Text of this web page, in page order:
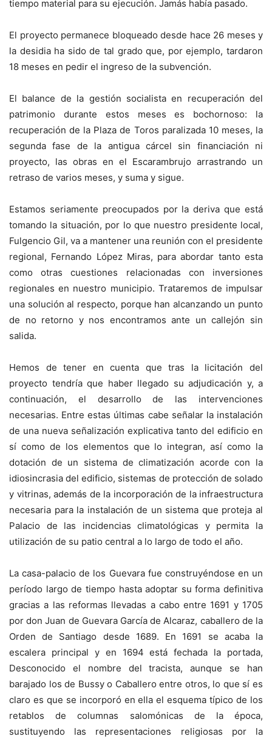
tiempo material para su ejecución. Jamás había pasado.
El proyecto permanece bloqueado desde hace 26 meses y
la desidia ha sido de tal grado que, por ejemplo, tardaron
18 meses en pedir el ingreso de la subvención.
El balance de la gestión socialista en recuperación del
patrimonio durante estos meses es bochornoso: la
recuperación de la Plaza de Toros paralizada 10 meses, la
segunda fase de la antigua cárcel sin financiación ni
proyecto, las obras en el Escarambrujo arrastrando un
retraso de varios meses, y suma y sigue.
Estamos seriamente preocupados por la deriva que está
tomando la situación, por lo que nuestro presidente local,
Fulgencio Gil, va a mantener una reunión con el presidente
regional, Fernando López Miras, para abordar tanto esta
como otras cuestiones relacionadas con inversiones
regionales en nuestro municipio. Trataremos de impulsar
una solución al respecto, porque han alcanzando un punto
de no retorno y nos encontramos ante un callejón sin
salida.
Hemos de tener en cuenta que tras la licitación del
proyecto tendría que haber llegado su adjudicación y, a
continuación, el desarrollo de las intervenciones
necesarias. Entre estas últimas cabe señalar la instalación
de una nueva señalización explicativa tanto del edificio en
sí como de los elementos que lo integran, así como la
dotación de un sistema de climatización acorde con la
idiosincrasia del edificio, sistemas de protección de solado
y vitrinas, además de la incorporación de la infraestructura
necesaria para la instalación de un sistema que proteja al
Palacio de las incidencias climatológicas y permita la
utilización de su patio central a lo largo de todo el año.
La casa-palacio de los Guevara fue construyéndose en un
período largo de tiempo hasta adoptar su forma definitiva
gracias a las reformas llevadas a cabo entre 1691 y 1705
por don Juan de Guevara García de Alcaraz, caballero de la
Orden de Santiago desde 1689. En 1691 se acaba la
escalera principal y en 1694 está fechada la portada,
Desconocido el nombre del tracista, aunque se han
barajado los de Bussy o Caballero entre otros, lo que sí es
claro es que se incorporó en ella el esquema típico de los
retablos de columnas salomónicas de la época,
sustituyendo las representaciones religiosas por la